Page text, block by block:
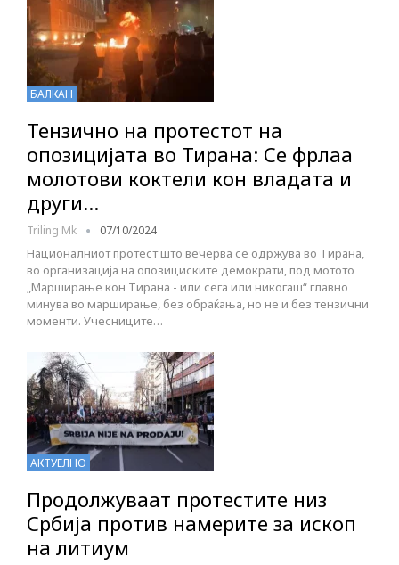
БАЛКАН
Тензично на протестот на
опозицијата во Тирана: Се фрлаа
молотови коктели кон владата и
други…
Triling Mk 07/10/2024
Националниот протест што вечерва се одржува во Тирана,
во организација на опозициските демократи, под мотото
„Марширање кон Тирана - или сега или никогаш“ главно
минува во марширање, без обраќања, но не и без тензични
моменти. Учесниците…
АКТУЕЛНО
Продолжуваат протестите низ
Србија против намерите за ископ
на литиум